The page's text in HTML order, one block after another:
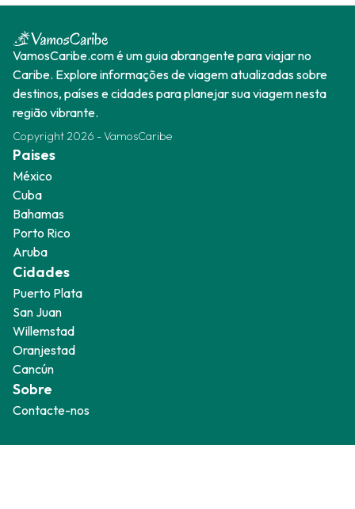
VamosCaribe.com é um guia abrangente para viajar no
Caribe. Explore informações de viagem atualizadas sobre
destinos, países e cidades para planejar sua viagem nesta
região vibrante.
Copyright 2026 -VamosCaribe
Paises
México
Cuba
Bahamas
Porto Rico
Aruba
Cidades
Puerto Plata
San Juan
Willemstad
Oranjestad
Cancún
Sobre
Contacte-nos